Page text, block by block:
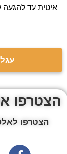
איטית עד להגעה
הצטרפו
הצטרפו